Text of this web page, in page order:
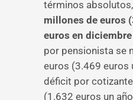
términos
millones de euros
euros en
por pensionista se
euros (3.469 euros
déficit por
(1.632 euros un